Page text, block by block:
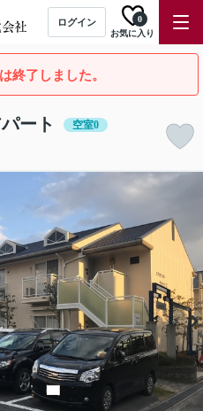
ログイン
お気に入り
0
終了しました。
ート 空室0